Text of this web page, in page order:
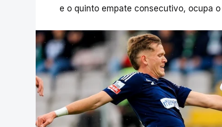
e o quinto empate consecutivo, ocupa o